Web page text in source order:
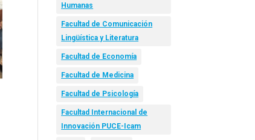
Humanas
Facultad de Comunicación
Lingüística y Literatura
Facultad de Economía
Facultad de Medicina
Facultad de Psicología
Facultad Internacional de
Innovación PUCE-Icam